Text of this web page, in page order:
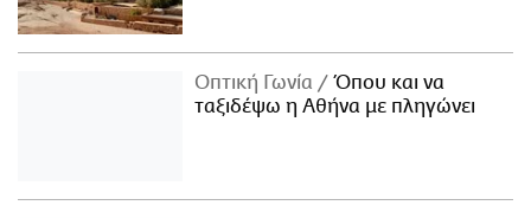
Οπτική Γωνία
Όπου και να
ταξιδέψω η Αθήνα με πληγώνει